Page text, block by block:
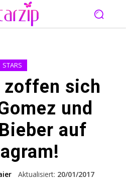
STARS
zoffen sich
und
auf
Aktualisiert: 20/01/2017